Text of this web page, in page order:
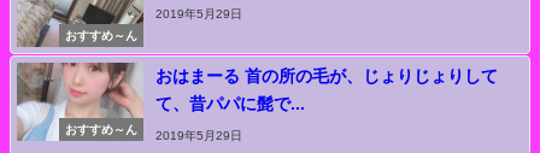
おすすめ～ん
2019年5月29日
おすすめ～ん
おはまーる 首の所の毛が、じょりじょりして
て、昔パパに髭で...
2019年5月29日